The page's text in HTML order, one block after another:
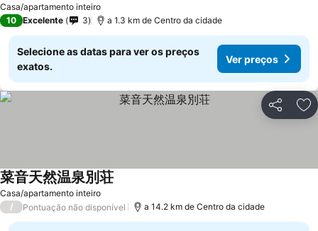
Casa/apartamento inteiro
10 Excelente 3 a 1.3 km de Centro da cidade
Selecione as datas para ver os preços
exatos.
Ver preços
Partilhar
Casa/apartamento inteiro
菜音天然温泉別荘
/ Pontuação não disponível a 14.2 km de Centro da cidade